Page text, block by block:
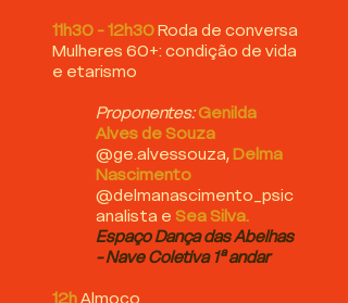
11h30 - 12h30Roda de conversa
Mulheres 60+: condição de vida
e etarismo
Proponentes:Genilda
Alves de Souza
@ge.alvessouza, Delma
Nascimento
@delmanascimento_psic
analista e Sea Silva.
Espaço Dança das Abelhas
- Nave Coletiva 1ª andar
12hAlmoço